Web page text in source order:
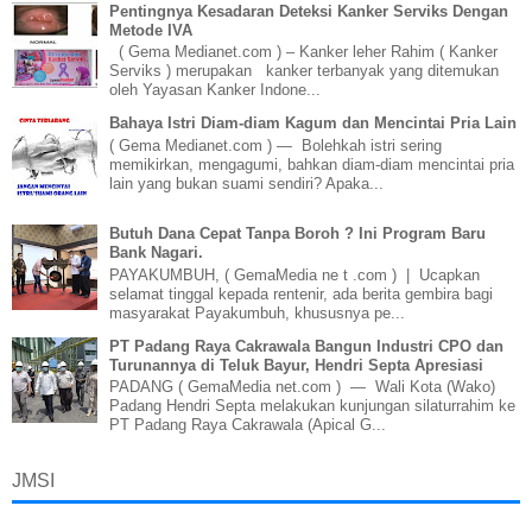
Pentingnya Kesadaran Deteksi Kanker Serviks Dengan
Metode IVA
( Gema Medianet.com ) – Kanker leher Rahim ( Kanker
Serviks ) merupakan kanker terbanyak yang ditemukan
oleh Yayasan Kanker Indone...
Bahaya Istri Diam-diam Kagum dan Mencintai Pria Lain
( Gema Medianet.com ) — Bolehkah istri sering
memikirkan, mengagumi, bahkan diam-diam mencintai pria
lain yang bukan suami sendiri? Apaka...
Butuh Dana Cepat Tanpa Boroh ? Ini Program Baru
Bank Nagari.
PAYAKUMBUH, ( GemaMedia ne t .com ) | Ucapkan
selamat tinggal kepada rentenir, ada berita gembira bagi
masyarakat Payakumbuh, khususnya pe...
PT Padang Raya Cakrawala Bangun Industri CPO dan
Turunannya di Teluk Bayur, Hendri Septa Apresiasi
PADANG ( GemaMedia net.com ) — Wali Kota (Wako)
Padang Hendri Septa melakukan kunjungan silaturrahim ke
PT Padang Raya Cakrawala (Apical G...
JMSI